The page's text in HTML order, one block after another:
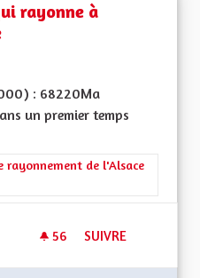
rayonne à
: 68220Ma
un premier temps
: La Culture, l'Education et
rayonnement de l'Alsace
56 56 ABONNÉS
SUIVRE